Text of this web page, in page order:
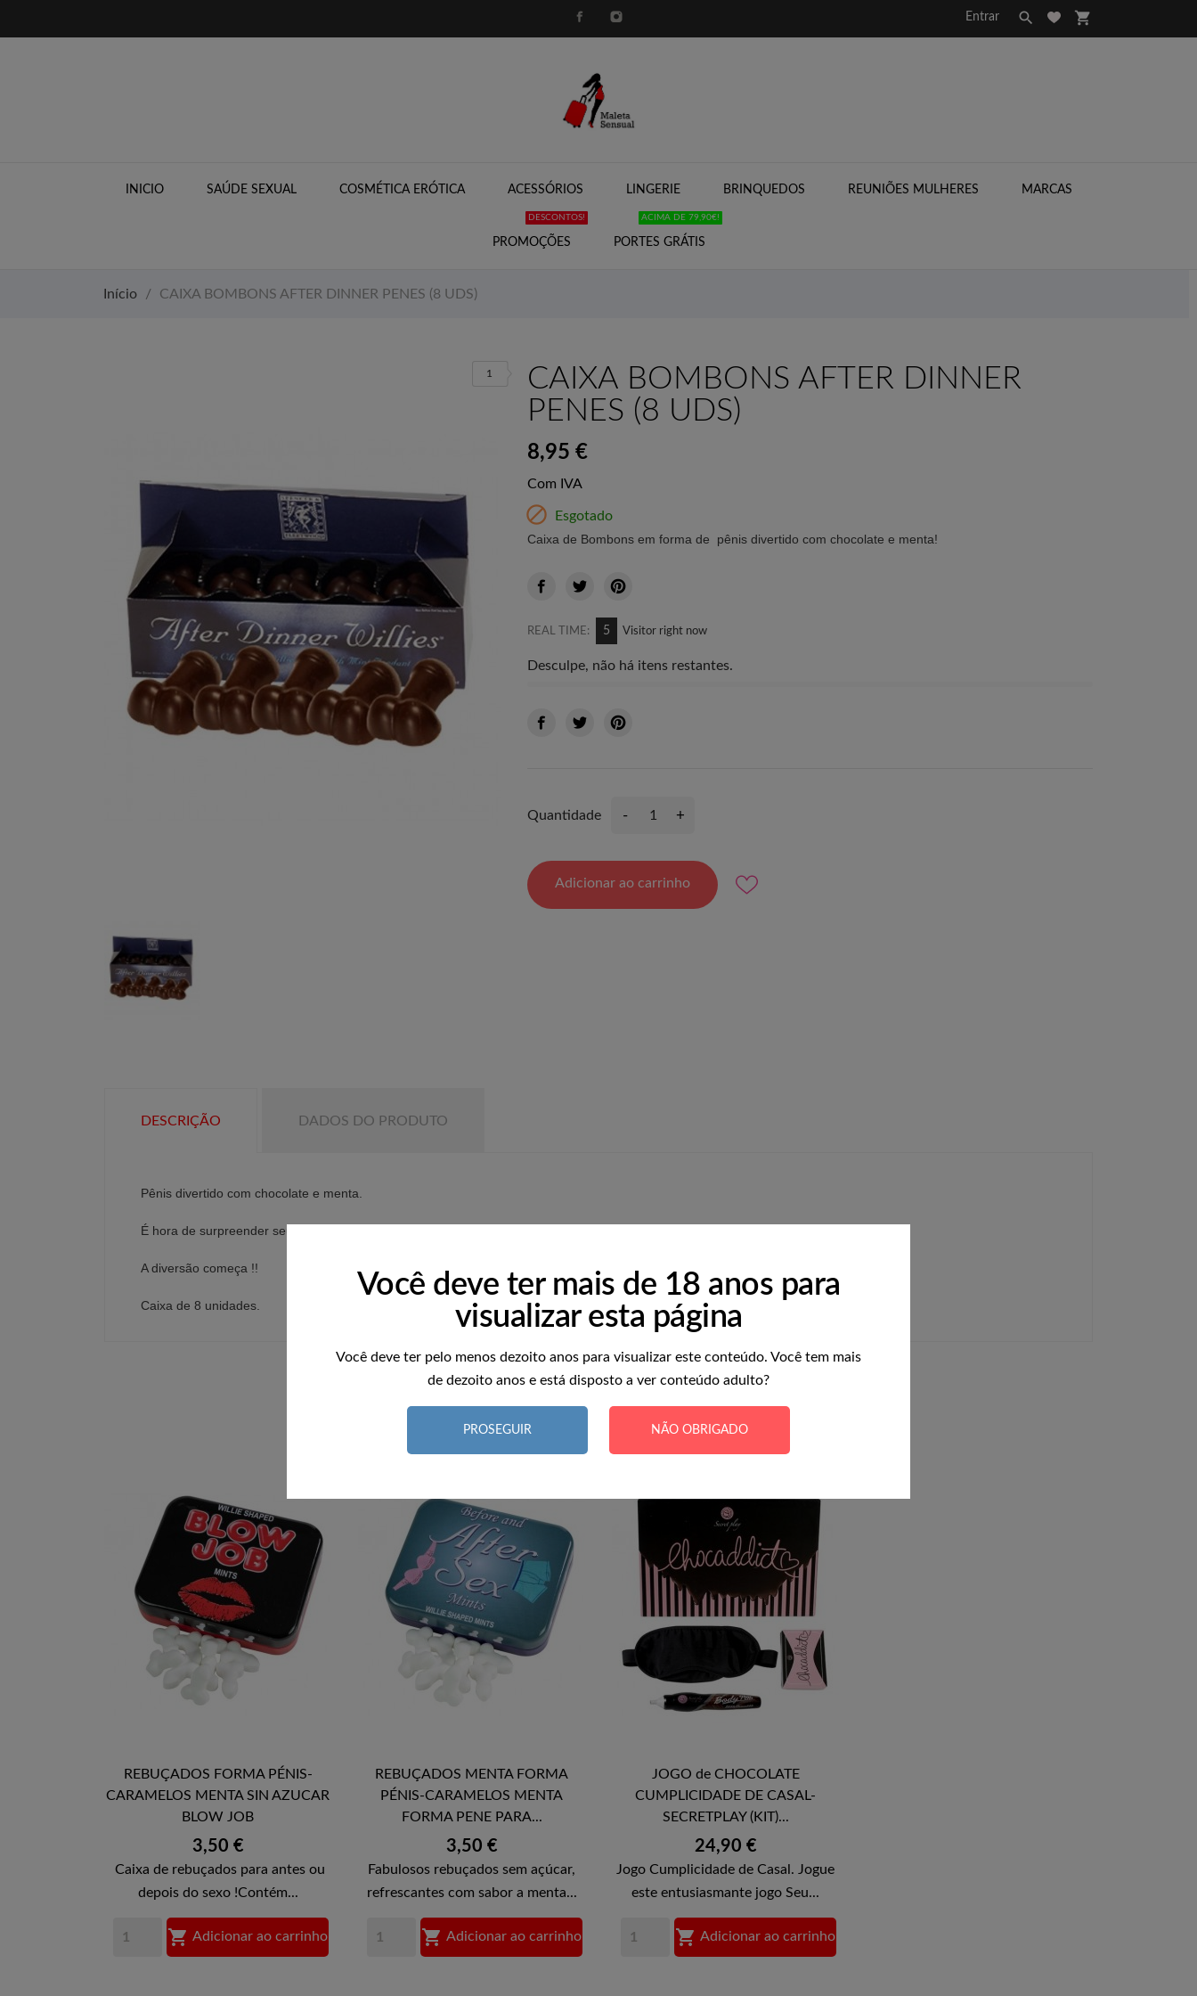
Você deve ter mais de 18 anos para
visualizar esta página
Você deve ter pelo menos dezoito anos para visualizar este conteúdo. Você tem mais
de dezoito anos e está disposto a ver conteúdo adulto?
PROSEGUIR NÃO OBRIGADO
Entrar  shopping_cart
INICIO SAÚDE SEXUAL COSMÉTICA ERÓTICA ACESSÓRIOS LINGERIE BRINQUEDOS REUNIÕES MULHERES MARCAS
PROMOÇÕES
DESCONTOS!
PORTES GRÁTIS
ACIMA DE 79,90€!
Início CAIXA BOMBONS AFTER DINNER PENES (8 UDS)
CAIXA BOMBONS AFTER DINNER
PENES (8 UDS)
8,95 €
Com IVA

Esgotado
Caixa de Bombons em forma de pênis divertido com chocolate e menta!
REAL TIME: 5 Visitor right now
Desculpe, não há itens restantes.
Quantidade - +
Adicionar ao carrinho
1
DESCRIÇÃO DADOS DO PRODUTO
Pênis divertido com chocolate e menta.
É hora de surpreender seus Amigos ou Parceiro com esses saborosos bombons em forma de pênis de Chocolate.
A diversão começa !!
Caixa de 8 unidades.
TAMBÉM PODERÁ GOSTAR
VISTA RÁPIDA
REBUÇADOS FORMA PÉNIS-
CARAMELOS MENTA SIN AZUCAR
BLOW JOB
Preço
3,50 €
Caixa de rebuçados para antes ou
depois do sexo !Contém...
 Adicionar ao carrinho
VISTA RÁPIDA
REBUÇADOS MENTA FORMA
PÉNIS-CARAMELOS MENTA
FORMA PENE PARA...
Preço
3,50 €
Fabulosos rebuçados sem açúcar,
refrescantes com sabor a menta...
 Adicionar ao carrinho
VISTA RÁPIDA
JOGO de CHOCOLATE
CUMPLICIDADE DE CASAL-
SECRETPLAY (KIT)...
Preço
24,90 €
Jogo Cumplicidade de Casal. Jogue
este entusiasmante jogo Seu...
 Adicionar ao carrinho